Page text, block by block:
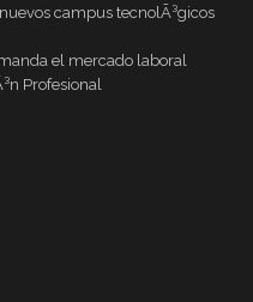
campus tecnolÃ³gicos
el mercado laboral
Profesional